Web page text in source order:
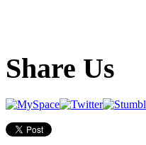
Share Us